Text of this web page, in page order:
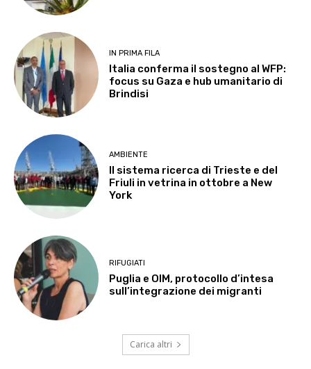
IN PRIMA FILA
Italia conferma il sostegno al WFP:
focus su Gaza e hub umanitario di
Brindisi
AMBIENTE
Il sistema ricerca di Trieste e del
Friuli in vetrina in ottobre a New
York
RIFUGIATI
Puglia e OIM, protocollo d’intesa
sull’integrazione dei migranti
Carica altri